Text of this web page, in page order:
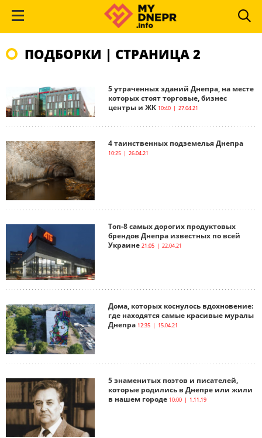
ПОДБОРКИ | СТРАНИЦА 2
5 утраченных зданий Днепра, на месте
которых стоят торговые, бизнес
центры и ЖК 10:40 | 27.04.21
4 таинственных подземелья Днепра
10:25 | 26.04.21
Топ-8 самых дорогих продуктовых
брендов Днепра известных по всей
Украине 21:05 | 22.04.21
Дома, которых коснулось вдохновение:
где находятся самые красивые муралы
Днепра 12:35 | 15.04.21
5 знаменитых поэтов и писателей,
которые родились в Днепре или жили
в нашем городе 10:00 | 1.11.19